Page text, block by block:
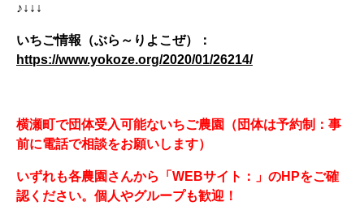
♪↓↓↓
いちご情報（ぶら～りよこぜ）：
https://www.yokoze.org/2020/01/26214/
横瀬町で団体受入可能ないちご農園（団体は予約制：事
前に電話で相談をお願いします）
いずれも各農園さんから「WEBサイト：」のHPをご確
認ください。個人やグループも歓迎！